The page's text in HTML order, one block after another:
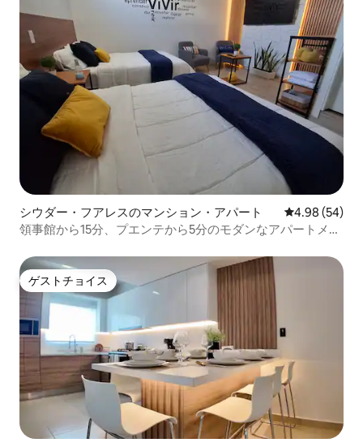
シウダー・フアレスのマンション・アパート レビュー54
4.98 (54)
領事館から15分、プエンテから5分のモダンなアパートメン
ゲストチョイス
ゲストチョイス